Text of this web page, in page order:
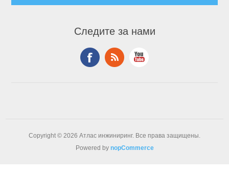
Следите за нами
Copyright © 2026 Атлас инжиниринг. Все права защищены.
Powered by nopCommerce